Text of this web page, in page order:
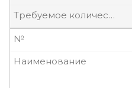
Требуемое количество, шт
№
Наименование